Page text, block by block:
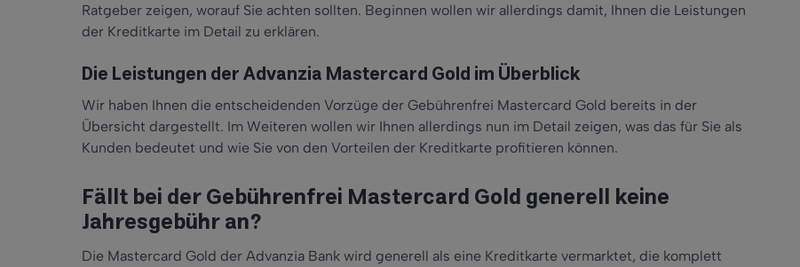
Ratgeber zeigen, worauf Sie achten sollten. Beginnen wollen wir allerdings damit, Ihnen die Leistungen
der Kreditkarte im Detail zu erklären.
Die Leistungen der Advanzia Mastercard Gold im Überblick
Wir haben Ihnen die entscheidenden Vorzüge der Gebührenfrei Mastercard Gold bereits in der
Übersicht dargestellt. Im Weiteren wollen wir Ihnen allerdings nun im Detail zeigen, was das für Sie als
Kunden bedeutet und wie Sie von den Vorteilen der Kreditkarte profitieren können.
Fällt bei der Gebührenfrei Mastercard Gold generell keine
Jahresgebühr an?
Die Mastercard Gold der Advanzia Bank wird generell als eine Kreditkarte vermarktet, die komplett